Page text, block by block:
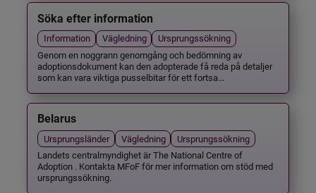
Söka efter information
Information Vägledning
Ursprungssökning
Genom en noggrann genomgång och bedömning av
adoptionsdokument kan den adopterade få reda på detaljer
som kan vara viktiga pusselbitar för ett fortsa...
Belarus
Ursprungsländer Vägledning
Ursprungssökning
Landets centralmyndighet är The National Centre of
Adoption . Kontakta MFoF för mer information om stöd med
ursprungssökning.